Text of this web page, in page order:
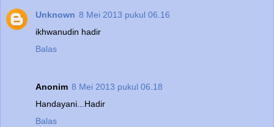
Unknown 8 Mei 2013 pukul 06.16
ikhwanudin hadir
Balas
Anonim 8 Mei 2013 pukul 06.18
Handayani...Hadir
Balas